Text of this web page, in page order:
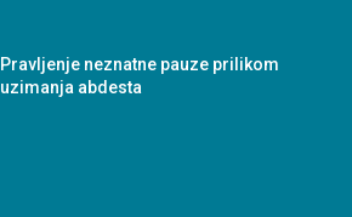
Pravljenje neznatne pauze prilikom
uzimanja abdesta